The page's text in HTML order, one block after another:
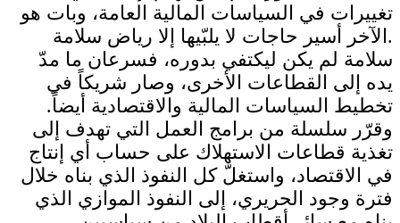
تغييرات في السياسات المالية العامة، وبات هو
الآخر أسير حاجات لا يلبّيها إلا رياض سلامة.
سلامة لم يكن ليكتفي بدوره، فسرعان ما مدّ
يده إلى القطاعات الأخرى، وصار شريكاً في
تخطيط السياسات المالية والاقتصادية أيضاً.
وقرّر سلسلة من برامج العمل التي تهدف إلى
تغذية قطاعات الاستهلاك على حساب أي إنتاج
في الاقتصاد، واستغلّ كل النفوذ الذي بناه خلال
فترة وجود الحريري، إلى النفوذ الموازي الذي